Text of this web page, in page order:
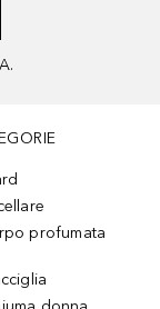
profumata